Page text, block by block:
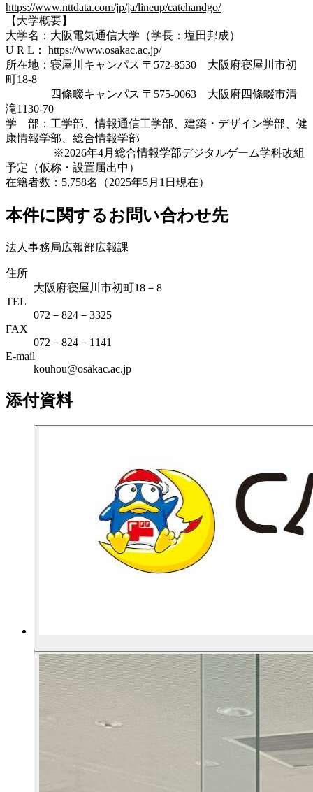
https://www.nttdata.com/jp/ja/lineup/catchandgo/
【大学概要】
大学名：大阪電気通信大学（学長：塩田邦成）
U R L： https://www.osakac.ac.jp/
所在地：寝屋川キャンパス 〒572-8530 大阪府寝屋川市初
町18-8
四條畷キャンパス 〒575-0063 大阪府四條畷市清
滝1130-70
学 部：工学部、情報通信工学部、建築・デザイン学部、健
康情報学部、総合情報学部
※2026年4月総合情報学部デジタルゲーム学科改組
予定（仮称・設置届出中）
在籍者数：5,758名（2025年5月1日現在）
本件に関するお問い合わせ先
法人事務局広報部広報課
住所
大阪府寝屋川市初町18－8
TEL
072－824－3325
FAX
072－824－1141
E-mail
kouhou@osakac.ac.jp
添付資料